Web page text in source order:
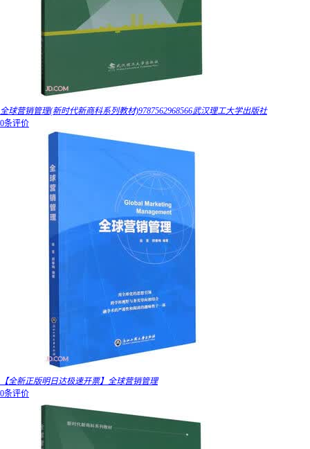
全球营销管理(新时代新商科系列教材)9787562968566武汉理工大学出版社
0条评价
【全新正版明日达极速开票】全球营销管理
0条评价